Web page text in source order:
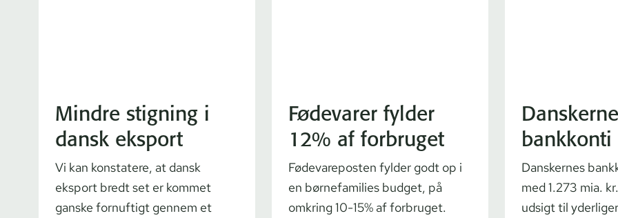
Mindre stigning i
dansk eksport
Vi kan konstatere, at dansk
eksport bredt set er kommet
ganske fornuftigt gennem et
Fødevarer fylder
12% af forbruget
Fødevareposten fylder godt op i
en børnefamilies budget, på
omkring 10-15% af forbruget.
bankkonti
Danskernes
med 1.273 mia.
udsigt til